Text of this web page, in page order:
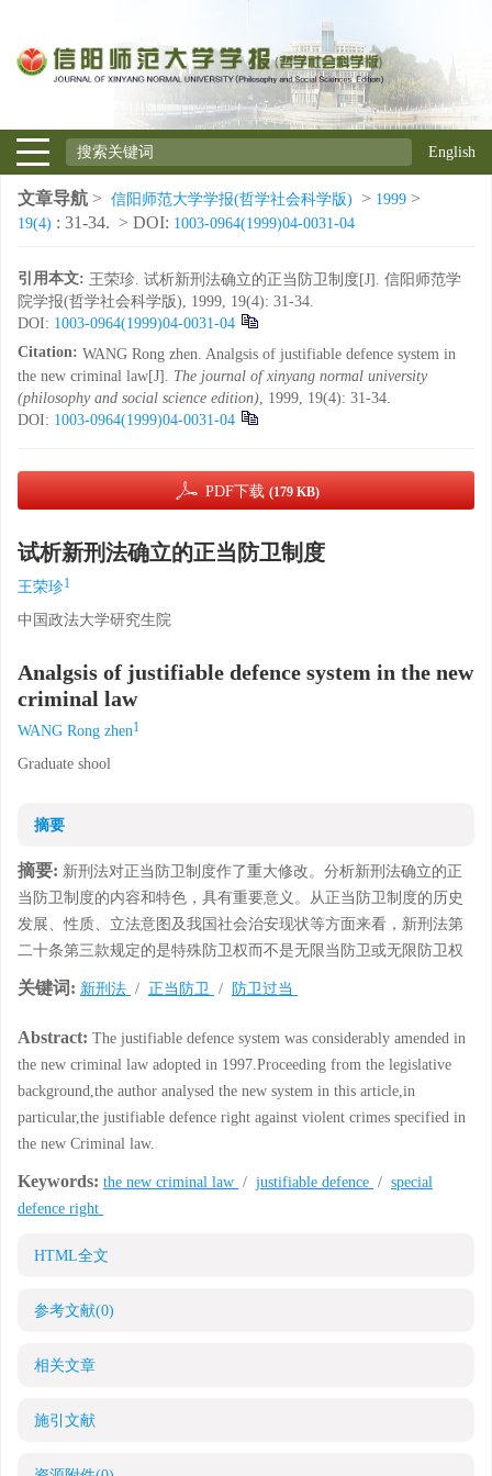
English
文章导航 > 信阳师范大学学报(哲学社会科学版) > 1999 >
19(4) : 31-34. > DOI: 1003-0964(1999)04-0031-04
引用本文: 王荣珍. 试析新刑法确立的正当防卫制度[J]. 信阳师范学
院学报(哲学社会科学版), 1999, 19(4): 31-34.
DOI: 1003-0964(1999)04-0031-04
Citation: WANG Rong zhen. Analgsis of justifiable defence system in
the new criminal law[J]. The journal of xinyang normal university
(philosophy and social science edition), 1999, 19(4): 31-34.
DOI: 1003-0964(1999)04-0031-04
PDF下载 (179 KB)
试析新刑法确立的正当防卫制度
王荣珍1
中国政法大学研究生院
Analgsis of justifiable defence system in the new
criminal law
WANG Rong zhen1
Graduate shool
摘要
摘要: 新刑法对正当防卫制度作了重大修改。分析新刑法确立的正
当防卫制度的内容和特色，具有重要意义。从正当防卫制度的历史
发展、性质、立法意图及我国社会治安现状等方面来看，新刑法第
二十条第三款规定的是特殊防卫权而不是无限当防卫或无限防卫权
关键词: 新刑法 / 正当防卫 / 防卫过当
Abstract: The justifiable defence system was considerably amended in
the new criminal law adopted in 1997.Proceeding from the legislative
background,the author analysed the new system in this article,in
particular,the justifiable defence right against violent crimes specified in
the new Criminal law.
Keywords: the new criminal law / justifiable defence / special
defence right
HTML全文
参考文献(0)
相关文章
施引文献